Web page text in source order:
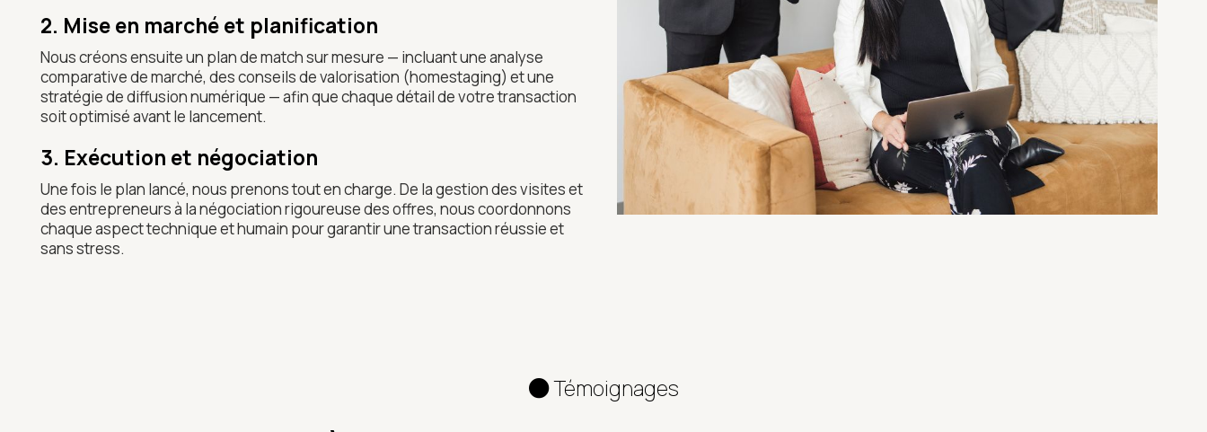
2. Mise en marché et planification
Nous créons ensuite un plan de match sur mesure — incluant une analyse
comparative de marché, des conseils de valorisation (homestaging) et une
stratégie de diffusion numérique — afin que chaque détail de votre transaction
soit optimisé avant le lancement.
3. Exécution et négociation
Une fois le plan lancé, nous prenons tout en charge. De la gestion des visites et
des entrepreneurs à la négociation rigoureuse des offres, nous coordonnons
chaque aspect technique et humain pour garantir une transaction réussie et
sans stress.
Témoignages